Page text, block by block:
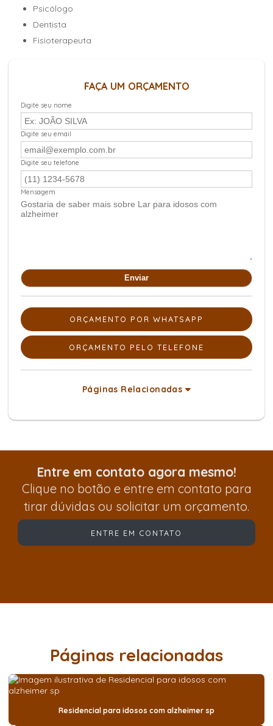
Psicólogo
Dentista
Fisioterapeuta
FAÇA UM ORÇAMENTO
Digite seu nome
Digite seu email
Digite seu telefone
Mensagem
ORÇAMENTO POR WHATSAPP
ORÇAMENTO PELO TELEFONE
Páginas Relacionadas
Entre em contato agora mesmo!
Clique no botão e entre em contato para
tirar dúvidas ou solicitar um orçamento.
ENTRE EM CONTATO
Páginas relacionadas
Residencial para idosos com alzheimer sp